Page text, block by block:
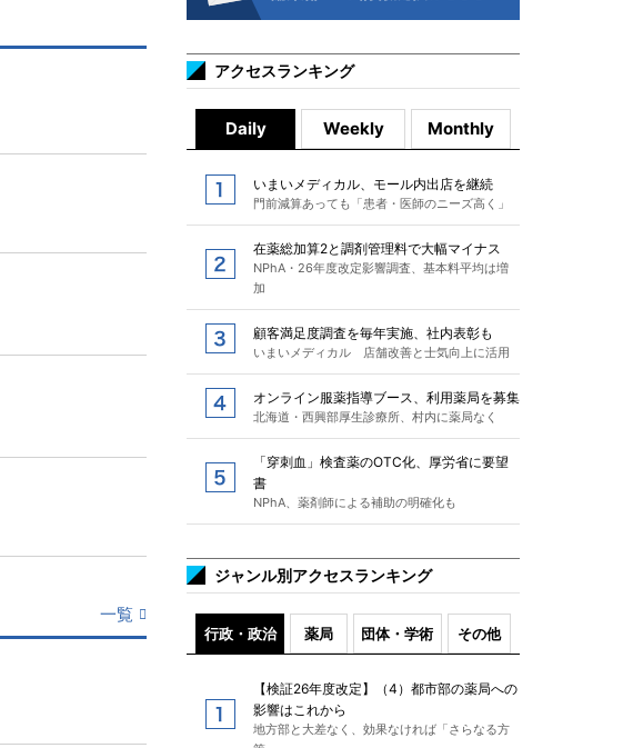
一覧
アクセスランキング
Daily Weekly Monthly
いまいメディカル、モール内出店を継続
門前減算あっても「患者・医師のニーズ高く」
在薬総加算2と調剤管理料で大幅マイナス
NPhA・26年度改定影響調査、基本料平均は増
加
顧客満足度調査を毎年実施、社内表彰も
いまいメディカル 店舗改善と士気向上に活用
オンライン服薬指導ブース、利用薬局を募集
北海道・西興部厚生診療所、村内に薬局なく
「穿刺血」検査薬のOTC化、厚労省に要望
書
NPhA、薬剤師による補助の明確化も
ジャンル別アクセスランキング
行政・政治 薬局 団体・学術 その他
【検証26年度改定】（4）都市部の薬局への
影響はこれから
地方部と大差なく、効果なければ「さらなる方